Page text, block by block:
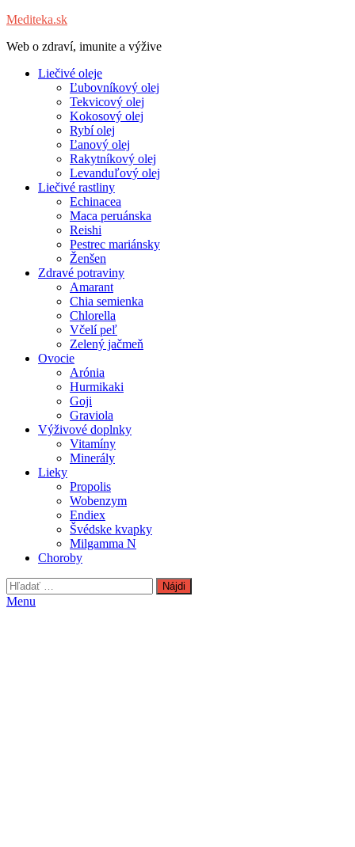
Mediteka.sk
Web o zdraví, imunite a výžive
Liečivé oleje
Ľubovníkový olej
Tekvicový olej
Kokosový olej
Rybí olej
Ľanový olej
Rakytníkový olej
Levanduľový olej
Liečivé rastliny
Echinacea
Maca peruánska
Reishi
Pestrec mariánsky
Ženšen
Zdravé potraviny
Amarant
Chia semienka
Chlorella
Včelí peľ
Zelený jačmeň
Ovocie
Arónia
Hurmikaki
Goji
Graviola
Výživové doplnky
Vitamíny
Minerály
Lieky
Propolis
Wobenzym
Endiex
Švédske kvapky
Milgamma N
Choroby
Hľadať:
Menu